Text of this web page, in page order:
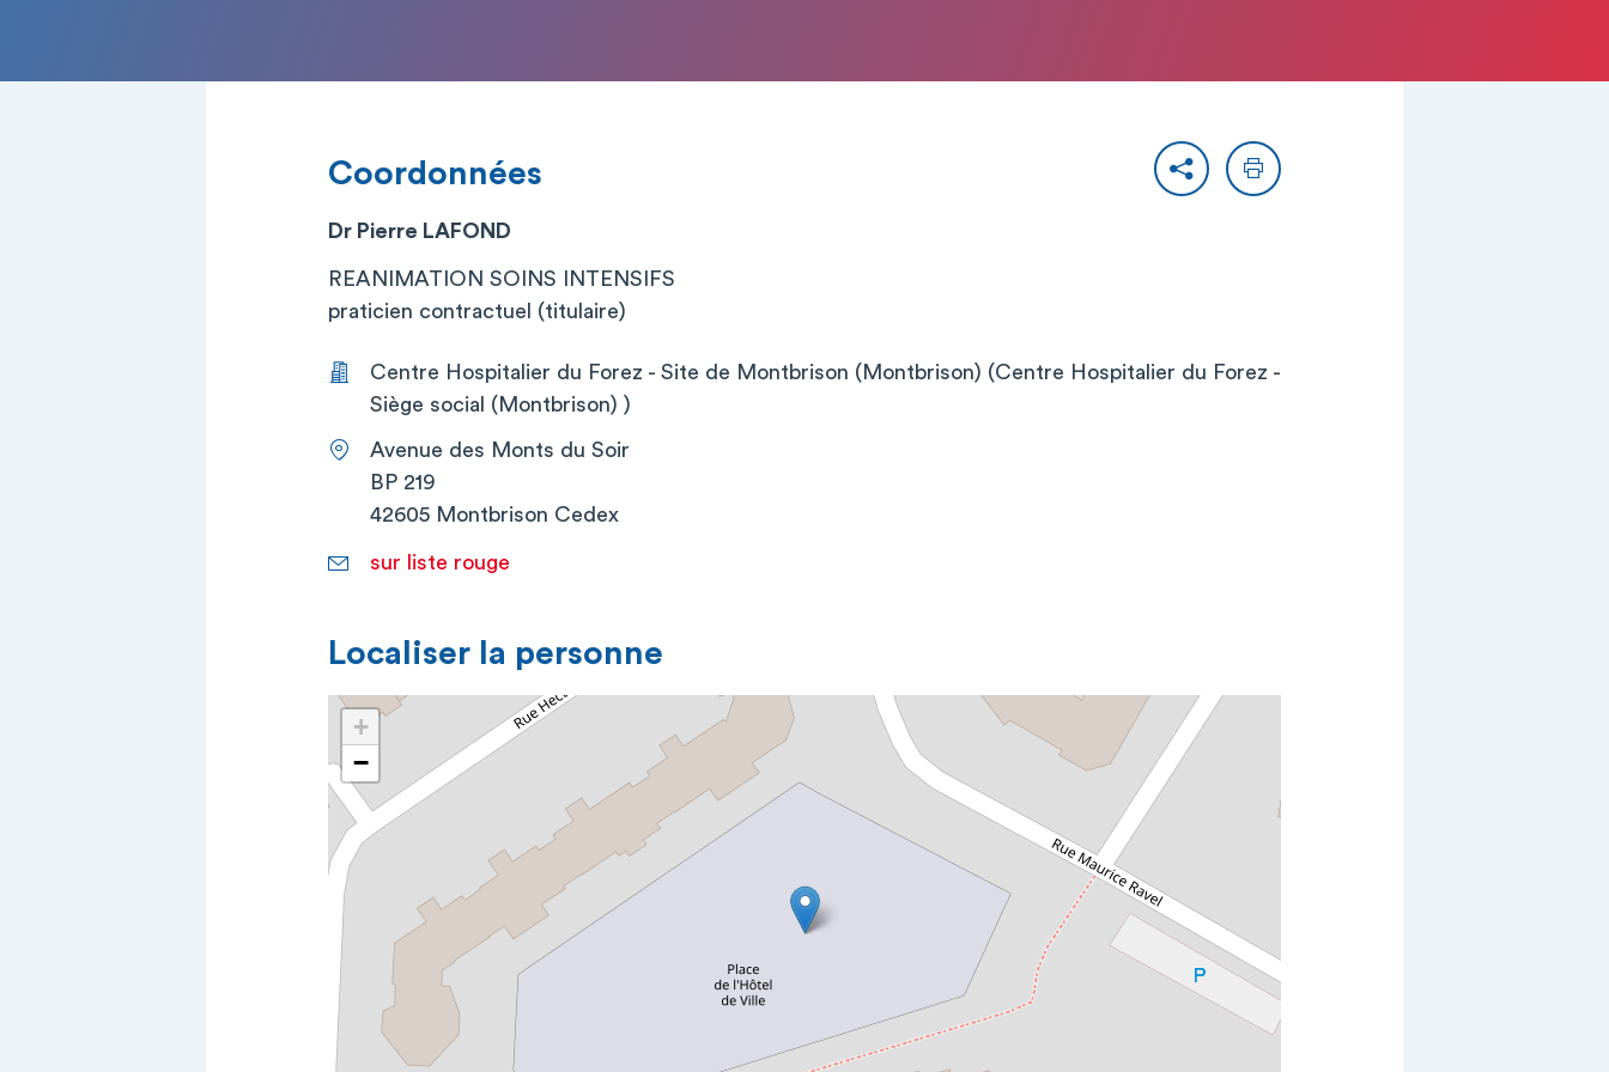
PartagerImprimer
Coordonnées
Dr Pierre LAFOND
REANIMATION SOINS INTENSIFS
praticien contractuel (titulaire)
Centre Hospitalier du Forez - Site de Montbrison (Montbrison) (Centre Hospitalier du Forez -
Siège social (Montbrison) )
Avenue des Monts du Soir
BP 219
42605 Montbrison Cedex
sur liste rouge
Localiser la personne
+
−